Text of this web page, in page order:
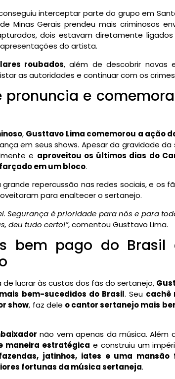
interceptar parte do grupo em
Minas Gerais prendeu mais criminosos
dois estavam diretamente
do artista.
roubados, além de descobrir novas
as autoridades e continuar com os
pronuncia e
, Gusttavo Lima comemorou a ação
em seus shows. Apesar da gravidade da
e aproveitou os últimos dias do
em um bloco.
repercussão nas redes sociais, e os
para enaltecer o sertanejo.
Segurança é prioridade para nós e para
deu tudo certo!”, comentou Gusttavo Lima.
bem pago do Brasil
lucrar às custas dos fãs do sertanejo,
bem-sucedidos do Brasil. Seu cachê
show, faz dele o cantor sertanejo mais
não vem apenas da música. Além
maneira estratégica e construiu um
jatinhos, iates e uma mansão
fortunas da música sertaneja.